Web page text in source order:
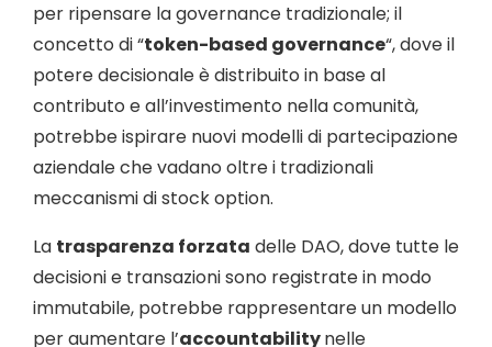
per ripensare la governance tradizionale; il
concetto di “token-based governance“, dove il
potere decisionale è distribuito in base al
contributo e all’investimento nella comunità,
potrebbe ispirare nuovi modelli di partecipazione
aziendale che vadano oltre i tradizionali
meccanismi di stock option.
La trasparenza forzata delle DAO, dove tutte le
decisioni e transazioni sono registrate in modo
immutabile, potrebbe rappresentare un modello
per aumentare l’accountabilitynelle